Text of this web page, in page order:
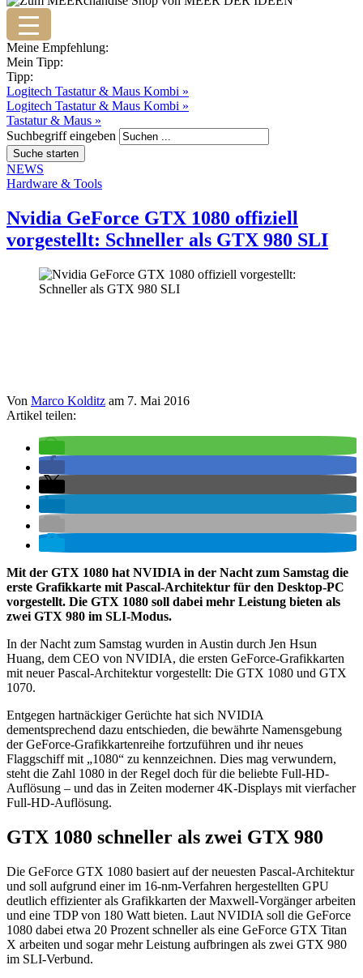
Meine Empfehlung:
Mein Tipp:
Tipp:
Logitech Tastatur & Maus Kombi »
Logitech Tastatur & Maus Kombi »
Tastatur & Maus »
Suchbegriff eingeben
NEWS
Hardware & Tools
Nvidia GeForce GTX 1080 offiziell
vorgestellt: Schneller als GTX 980 SLI
Von Marco Kolditz am 7. Mai 2016
Artikel teilen:
Mit der GTX 1080 hat NVIDIA in der Nacht zum Samstag die
erste Grafikkarte mit Pascal-Architektur für den Desktop-PC
vorgestellt. Die GTX 1080 soll dabei mehr Leistung bieten als
zwei GTX 980 im SLI-Modus.
In der Nacht zum Samstag wurden in Austin durch Jen Hsun
Huang, dem CEO von NVIDIA, die ersten GeForce-Grafikkarten
mit neuer Pascal-Architektur vorgestellt: Die GTX 1080 und GTX
1070.
Entgegen hartnäckiger Gerüchte hat sich NVIDIA
dementsprechend dazu entschieden, die bewährte Namensgebung
der GeForce-Grafikkartenreihe fortzuführen und ihr neues
Flaggschiff mit „1080“ zu kennzeichnen. Dies mag verwundern,
steht die Zahl 1080 in der Regel doch für die beliebte Full-HD-
Auflösung – und das in Zeiten moderner 4K-Displays mit vierfacher
Full-HD-Auflösung.
GTX 1080 schneller als zwei GTX 980
Die GeForce GTX 1080 basiert auf der neuesten Pascal-Architektur
und soll aufgrund einer im 16-nm-Verfahren hergestellten GPU
deutlich effizienter als Grafikkarten der Maxwell-Vorgänger arbeiten
und eine TDP von 180 Watt bieten. Laut NVIDIA soll die GeForce
1080 dabei etwa 20 Prozent schneller als eine GeForce GTX Titan
X arbeiten und sogar mehr Leistung aufbringen als zwei GTX 980
im SLI-Verbund.